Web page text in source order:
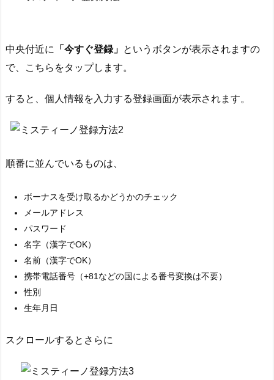
中央付近に 「今すぐ登録」 というボタンが表示されますの
で、こちらをタップします。
すると、個人情報を入力する登録画面が表示されます。
順番に並んでいるものは、
ボーナスを受け取るかどうかのチェック
メールアドレス
パスワード
名字（漢字でOK）
名前（漢字でOK）
携帯電話番号（+81などの国による番号変換は不要）
性別
生年月日
スクロールするとさらに